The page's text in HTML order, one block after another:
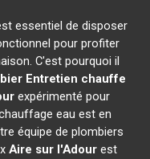
essentiel de disposer
pour profiter
C'est pourquoi il
Entretien chauffe
expérimenté pour
eau est en
équipe de plombiers
Aire sur l'Adour est